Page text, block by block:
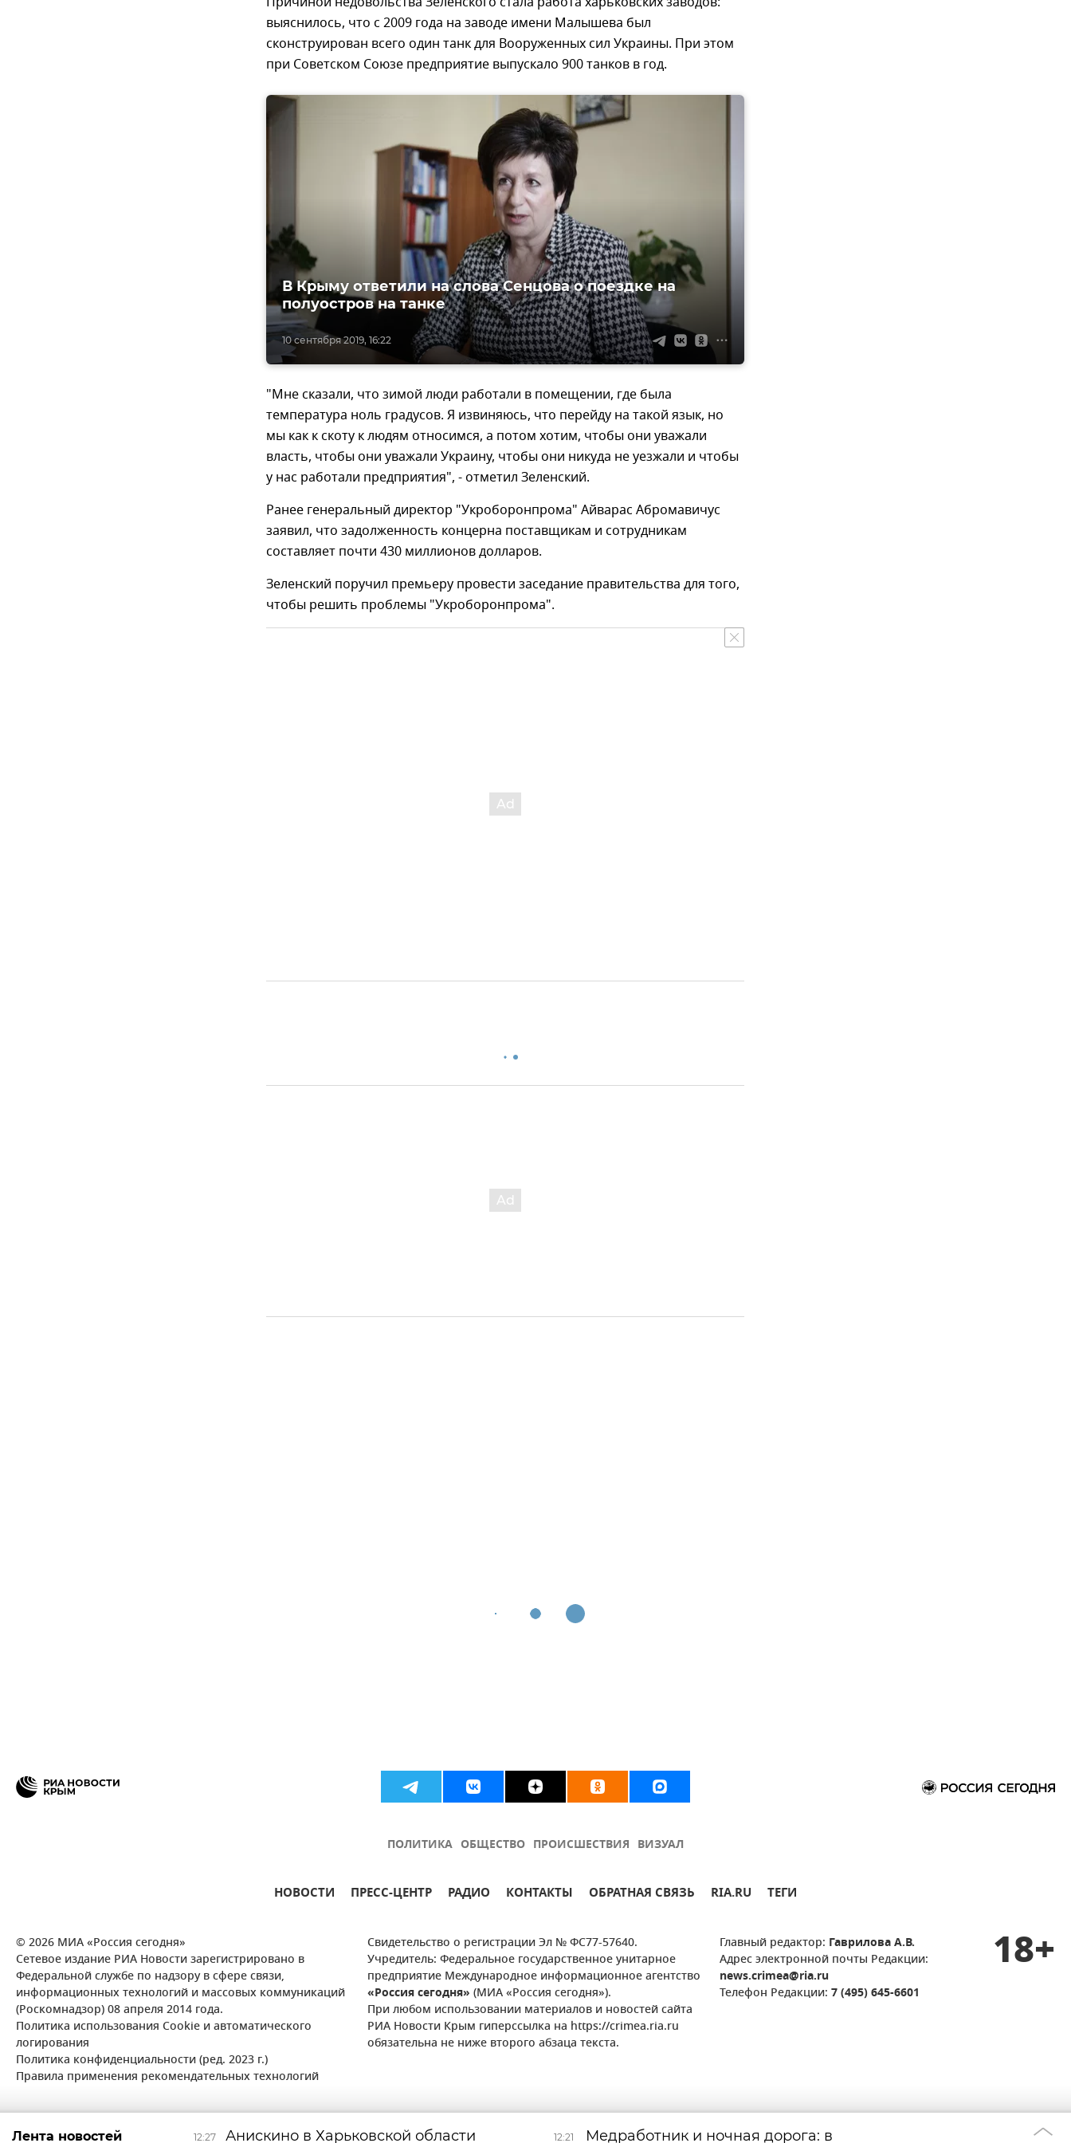
выяснилось, что с 2009 года на заводе имени Малышева был
сконструирован всего один танк для Вооруженных сил Украины. При этом
при Советском Союзе предприятие выпускало 900 танков в год.
10 сентября 2019, 16:22
В Крыму ответили на слова Сенцова о поездке на
полуостров на танке
"Мне сказали, что зимой люди работали в помещении, где была
температура ноль градусов. Я извиняюсь, что перейду на такой язык, но
мы как к скоту к людям относимся, а потом хотим, чтобы они уважали
власть, чтобы они уважали Украину, чтобы они никуда не уезжали и чтобы
у нас работали предприятия", - отметил Зеленский.
Ранее генеральный директор "Укроборонпрома" Айварас Абромавичус
заявил, что задолженность концерна поставщикам и сотрудникам
составляет почти 430 миллионов долларов.
Зеленский поручил премьеру провести заседание правительства для того,
чтобы решить проблемы "Укроборонпрома".
ПОЛИТИКА ОБЩЕСТВО ПРОИСШЕСТВИЯ ВИЗУАЛ
НОВОСТИ ПРЕСС-ЦЕНТР РАДИО КОНТАКТЫ ОБРАТНАЯ СВЯЗЬ RIA.RU ТЕГИ
© 2026 МИА «Россия сегодня»
Сетевое издание РИА Новости зарегистрировано в
Федеральной службе по надзору в сфере связи,
информационных технологий и массовых коммуникаций
(Роскомнадзор) 08 апреля 2014 года.
Политика использования Cookie и автоматического
логирования
Политика конфиденциальности (ред. 2023 г.)
Правила применения рекомендательных технологий
Свидетельство о регистрации Эл № ФС77-57640.
Учредитель: Федеральное государственное унитарное
предприятие Международное информационное агентство
«Россия сегодня» (МИА «Россия сегодня»).
При любом использовании материалов и новостей сайта
РИА Новости Крым гиперссылка на https://crimea.ria.ru
обязательна не ниже второго абзаца текста.
Главный редактор: Гаврилова А.В.
Адрес электронной почты Редакции:
news.crimea@ria.ru
Телефон Редакции: 7 (495) 645-6601
18+
12:27 Анискино в Харьковской области 12:21 Медработник и ночная дорога: в
Лента новостей